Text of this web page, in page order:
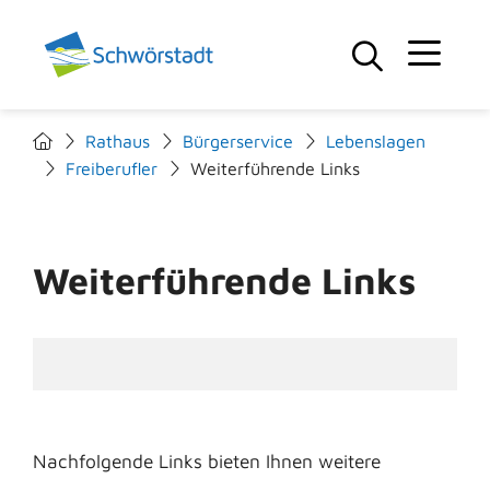
Rathaus Bürgerservice
Lebenslagen
Freiberufler
Weiterführende Links
Weiterführende Links
Nachfolgende Links bieten Ihnen weitere